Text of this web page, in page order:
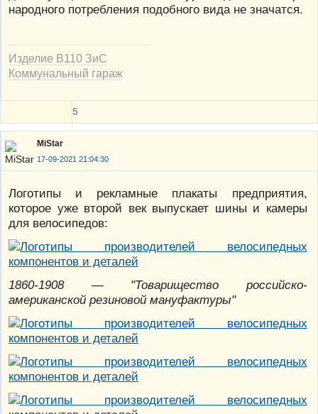
народного потребления подобного вида не значатся.
Изделие В110 ЗиС
Коммунальный гараж
5
MiStar
17-09-2021 21:04:30
Логотипы и рекламные плакаты предприятия,
которое уже второй век выпускает шины и камеры
для велосипедов:
1860-1908 — "Товарищество российско-
американской резиновой мануфактуры"